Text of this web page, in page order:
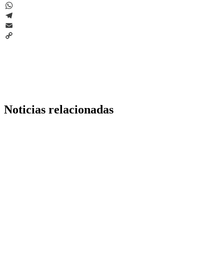
LinkedIn
WhatsApp
Telegram
Email
Noticias relacionadas